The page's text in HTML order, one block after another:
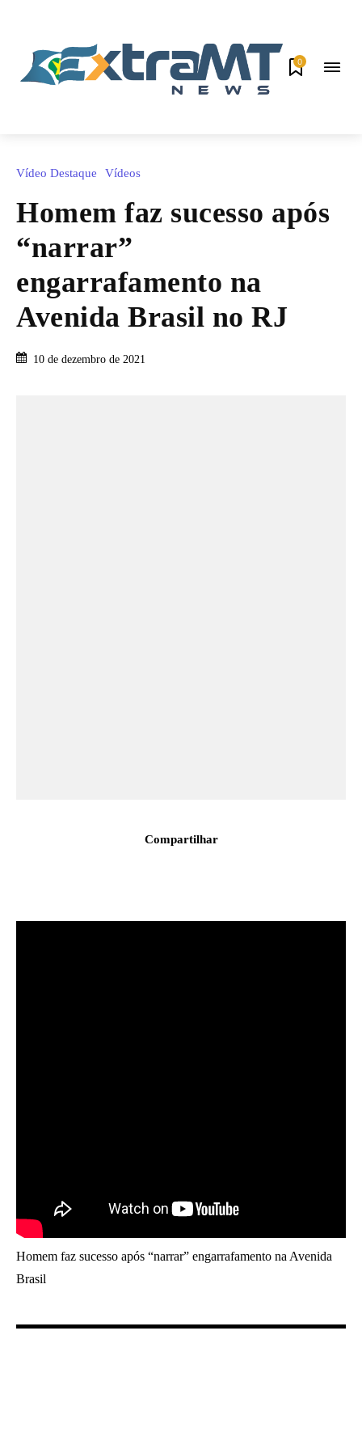
0
Vídeo Destaque Vídeos
Homem faz sucesso após
“narrar”
engarrafamento na
Avenida Brasil no RJ
10 de dezembro de 2021
Compartilhar
Homem faz sucesso após “narrar” engarrafamento na Avenida
Brasil